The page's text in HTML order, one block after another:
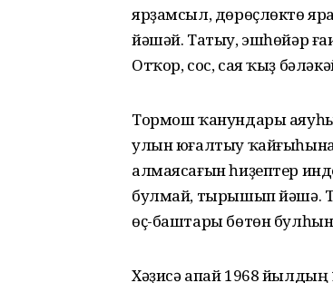
ярҙамсыл, дөрөҫлөктө
йәшәй. Татыу, эшһөйәр
Отҡор, сос, сая ҡыҙ
Тормош ҡанундары
улын юғалтыу
алмаясағын һиҙептер
булмай, тырышып йәшә.
өҫ-баштары бөтөн
Хәҙисә апай 1968